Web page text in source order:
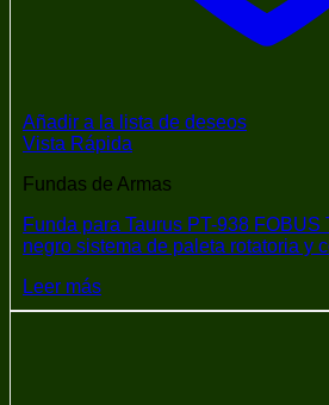
Añadir a la lista de deseos
Vista Rápida
Fundas de Armas
Funda para Taurus PT-938
negro sistema de paleta rotatoria y
Leer más